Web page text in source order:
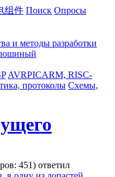
组件 Поиск Опросы
и методы разработки
AVRPICARM, RISC-
протоколы Схемы,
451) ответил